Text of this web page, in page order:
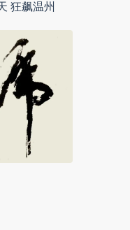
狂飙温州